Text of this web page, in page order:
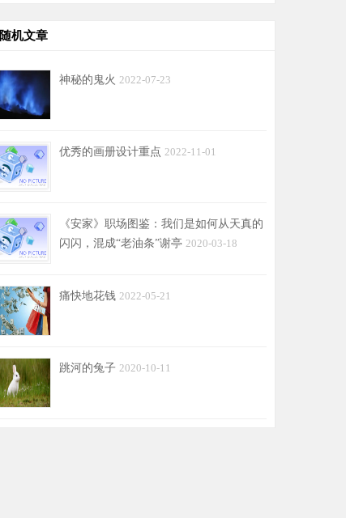
随机文章
神秘的鬼火 2022-07-23
优秀的画册设计重点 2022-11-01
《安家》职场图鉴：我们是如何从天真的
闪闪，混成“老油条”谢亭 2020-03-18
痛快地花钱 2022-05-21
跳河的兔子 2020-10-11